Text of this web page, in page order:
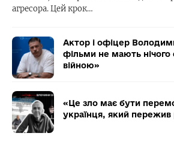
агресора. Цей крок…
Актор і офіцер
фільми не мають нічого
війною»
«Це зло має бути
українця, який пережив